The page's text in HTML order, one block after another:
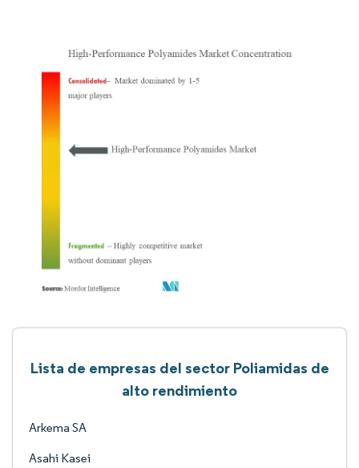
Lista de empresas del sector Poliamidas de
alto rendimiento
Arkema SA
Asahi Kasei